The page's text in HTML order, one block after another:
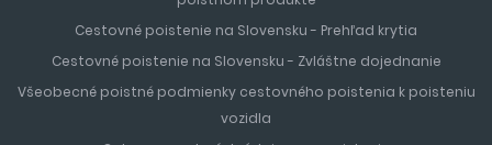
Malorkaje čarokrásny ostrov, nazývaný tiež ostrovom
pomarančovníkov, citrónovníkov a paliem a je najväčší
nielen z Baleárských ostrovov, ale aj najväčší ostrov
Španielska. Leží v západnej časti Stredozemného mora,
Cestovné poistenie na Slovensku - Prehľad krytia
Cestovné poistenie na Slovensku - Zvláštne dojednanie
Všeobecné poistné podmienky cestovného poistenia k poisteniu
vozidla